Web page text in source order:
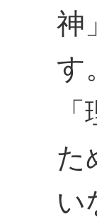
神
す
た
い